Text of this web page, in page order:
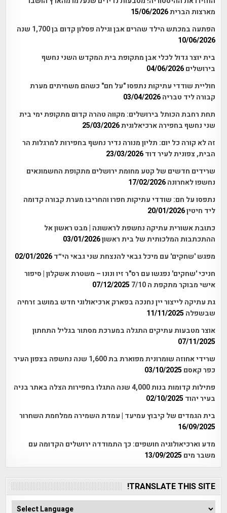
מארצות הברית15/06/2026
הפתעה במכתש הילד שהרים אבן וגילה פסלון קדום בן 1,700 שנה
10/06/2026
בית יוצר גדול לכלי אבן מתקופת בית המקדש השני נחשף
בירושלים 04/06/2026
חוליית שודדי עתיקות נתפסו "על חם" כשהם משחיתים מערת
קבורה ליד טבריה 03/04/2026
תחת רחבת הכותל בירושלים: מקווה טהרה קדום מתקופת ימי בית
שני נחשף בחפירה ארכיאלוגית25/03/2026
זה לא קורה כל יום: תליון מנורה נדיר נחשף בחפירות למרגלות הר
הבית, צפונית לעיר דוד 23/03/2026
שרידים חדשים של קטע מחומת ירושלים מתקופת החשמונאים
נחשפו לאחרונה 17/02/2026
נתפסו על חם: שודדי עתיקות חפרו והחריבו מערת קבורה קדומה
ליד חיטין20/01/2026
כתובת אשורית עתיקה נחשפת לראשונה | מבט ראשון אל
ההתכתבות המלכותית של בית ראשון03/01/2026
מפגש 'שחקים' עם מיכל גבאי להנצחת שני גבאי הי״ד 02/01/2026
חניכי 'שחקים' נפגשו עם רס"ר זיו ונונו – משטרת אשקלון | סיפור
אישי מבוקר מתקפת ה 7/10
07/12/2025
גת עתיקה לייצור יין נחנכה בפארק ארכיאולוגי חדש במושב זרחיה
שבשפלה 11/11/2025
אוצר מטבעות עתיקים התגלה במערכת מסתור בגליל התחתון
07/11/2025
שרידי אחוזה שומרונית מפוארת בת 1,600 שנה נחשפה בצפון העיר
כפר קאסם 03/10/2025
פתילות קדומות בנות 4,000 שנה התגלו בחפירות הצלה באתר בניה
בעיר יהוד 02/10/2025
בית הגמדים של קיבוץ עמיעד | עמדת השמירה ממלחמת השחרור
16/09/2025
מדע וארכיאולוגיה חושפים: כך התמודדה ירושלים הקדומה עם
משבר מים 13/09/2025
TRANSLATE THIS SITE!